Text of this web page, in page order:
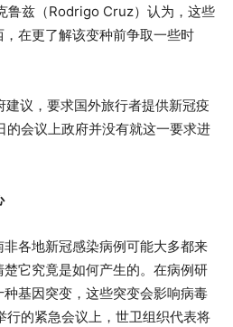
鲁兹（Rodrigo Cruz）认为，这些
在更了解该变种前争取一些时
议，要求国外旅行者提供新冠疫
会议上政府并没有就这一要求进
各地新冠感染病例可能大多都来
它究竟是如何产生的。在病例研
基因突变，这些突变会影响病毒
的紧急会议上，世卫组织代表将